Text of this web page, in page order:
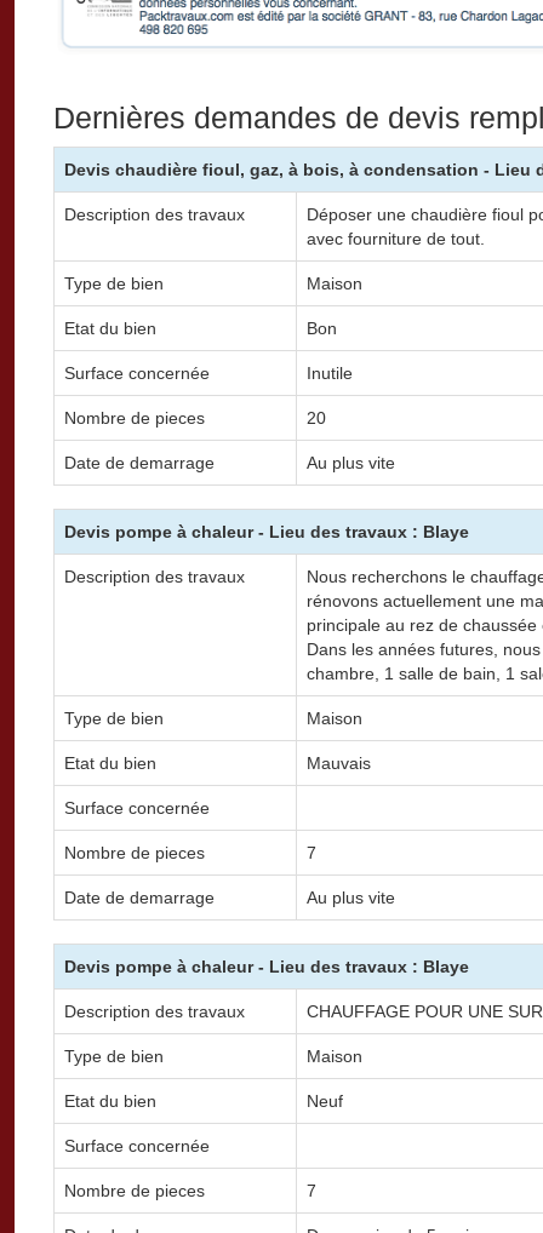
Dernières demandes de devis
Devis chaudière fioul, gaz, à bois, à condensation - Lieu
Description des travaux
Déposer une chaudière fioul
avec fourniture de tout.
Type de bien Maison
Etat du bien Bon
Surface concernée Inutile
Nombre de pieces 20
Date de demarrage Au plus vite
Devis pompe à chaleur - Lieu des travaux : Blaye
Description des travaux
Nous recherchons le
rénovons actuellement une
principale au rez de
Dans les années futures,
chambre, 1 salle de bain, 1
Type de bien Maison
Etat du bien Mauvais
Surface concernée
Nombre de pieces 7
Date de demarrage Au plus vite
Devis pompe à chaleur - Lieu des travaux : Blaye
Description des travaux CHAUFFAGE POUR UNE
Type de bien Maison
Etat du bien Neuf
Surface concernée
Nombre de pieces 7